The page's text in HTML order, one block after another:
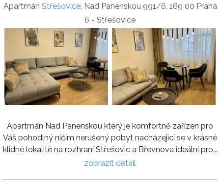
Apartmán Střešovice, Nad Panenskou 991/6, 169 00 Praha
6 - Střešovice
Apartmán Nad Panenskou který je komfortně zařízen pro
Váš pohodlný ničím nerušený pobyt nacházející se v krásné
klidné lokalitě na rozhraní Střešovic a Břevnova ideální pro...
zobrazit detail